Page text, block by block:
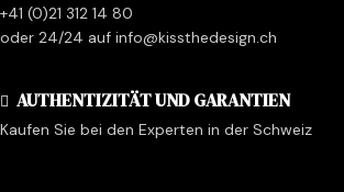
+41 (0)21 312 14 80
oder 24/24 auf info@kissthedesign.ch
AUTHENTIZITÄT UND GARANTIEN
Kaufen Sie bei den Experten in der Schweiz